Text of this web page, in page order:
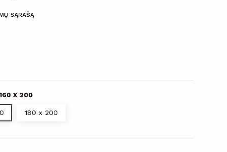
SĄRAŠĄ
X 200
180 x 200